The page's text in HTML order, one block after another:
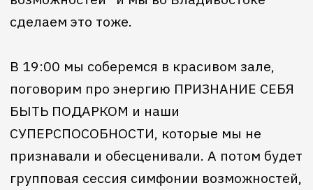
они знают и то, что они могут выбрать и
изменить.
способностьюполучать и дарить энергии.
Сеанс Симфонии позволяет вам начать
вас и вашего тела, вне того, что вы купили
как действительное в этой реальности.
Она начинает создавать
то самое
пространство для создания новой